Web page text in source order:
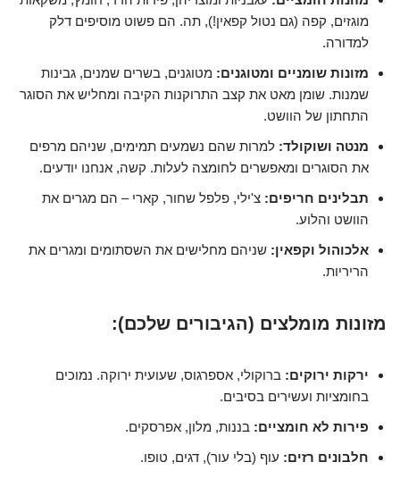
מוגזים, קפה (גם נטול קפאין!), תה. הם פשוט מוסיפים דלק
למדורה.
מזונות שומניים ומטוגנים: מטוגנים, בשרים שמנים, גבינות
שמנות. שומן מאט את קצב התרוקנות הקיבה ומחליש את הסוגר
התחתון של הוושט.
מנטה ושוקולד: למרות שהם נשמעים תמימים, שניהם מרפים
את הסוגרים ומאפשרים לחומצה לעלות. קשה, אנחנו יודעים.
תבלינים חריפים: צ'ילי, פלפל שחור, קארי – הם מגרים את
הוושט והלוע.
אלכוהול וקפאין: שניהם מחלישים את השסתומים ומגרים את
הריריות.
מזונות מומלצים (הגיבורים שלכם):
ירקות ירוקים: ברוקולי, אספרגוס, שעועית ירוקה. נמוכים
בחומציות ועשירים בסיבים.
פירות לא חומציים: בננות, מלון, אפרסקים.
חלבונים רזים: עוף (בלי עור), דגים, טופו.